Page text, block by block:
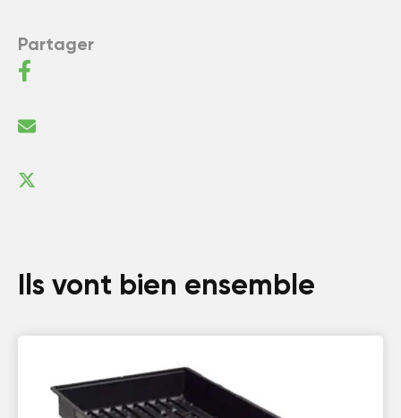
Partager
Ils vont bien ensemble